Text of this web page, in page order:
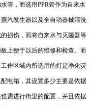
管，而选用PPR管作为自来水
汽发生器以及全自动器械清洗
损伤，而将自来水与灭菌器等
上便于以后的维修和检查。而
作区域内所选用的灯是净化荧
电箱，其设置多少主要是依据
需进行街里的配置，并且依据